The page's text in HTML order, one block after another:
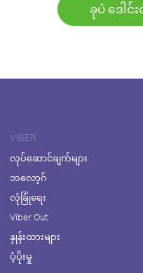
ခုပဲ ဒေါ
VIBER
လုပ်ဆောင်ချက်များ
ဘလော့ဂ်
လုံခြုံရေး
Viber Out
နှုန်းထားများ
ပံ့ပိုးမှု